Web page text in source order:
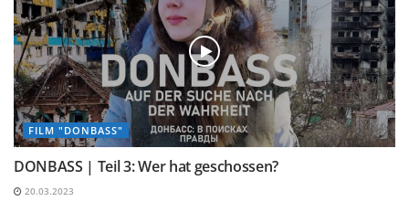
FILM "DONBASS"
DONBASS | Teil 3: Wer hat geschossen?
20.03.2023